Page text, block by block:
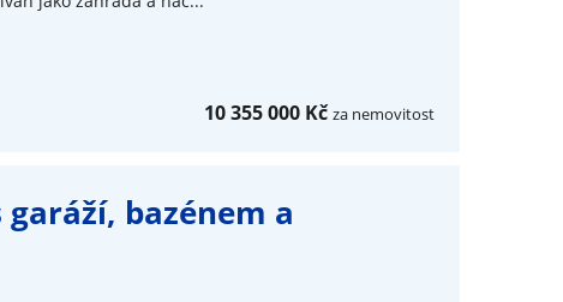
10 355 000 Kč za nemovitost
bazénem a